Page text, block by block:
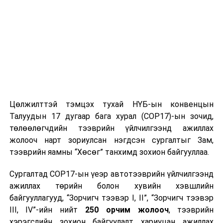
шалгана гэх ч хүн бий.
Мэдээж өөрийн хөдөлмөр, үр бүртээлээрээ олж
авсан эд зүйлээ хэн нэгэн бохир гартанд алдчихаар
хэнд ч хэцүү.
Бохир гартангууд минь дээ, тэдэнтэй адил
хөдөлмөрлөж үзээч...
Хэрэв энэ төрлийн гэмт хэрэг үйлдсэн тохиолдолд
Эрүүгийн хуулийн 17.1
Цөлжилттэй тэмцэх тухай НҮБ-ын конвенцын
Талуудын 17 дугаар бага хурал (COP17)-ын зочид,
төлөөлөгчдийн тээврийн үйлчилгээнд ажиллах
жолооч нарт зориулсан нэгдсэн сургалтыг Зам,
тээврийн яамны “Хөсөг” танхимд зохион байгууллаа.
Сургалтад COP17-ын үеэр автотээврийн үйлчилгээнд
ажиллах төрийн болон хувийн хэвшлийн
байгууллагууд, “Зорчигч тээвэр I, II”, “Зорчигч тээвэр
III, IV”-ийн нийт 250 орчим жолооч, тээврийн